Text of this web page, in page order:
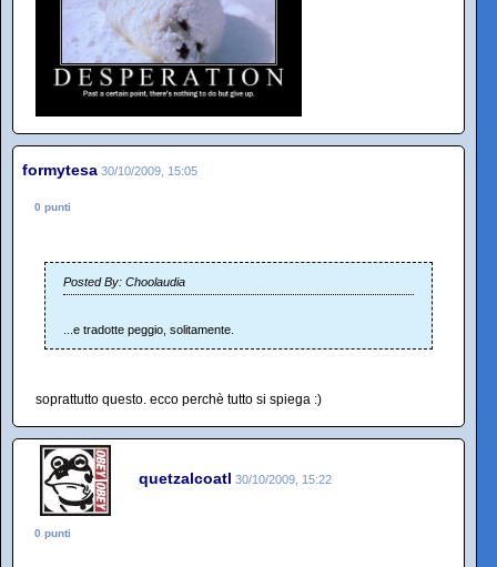
formytesa 30/10/2009, 15:05
0 punti
Posted By: Choolaudia
...e tradotte peggio, solitamente.
soprattutto questo. ecco perchè tutto si spiega :)
quetzalcoatl 30/10/2009, 15:22
0 punti